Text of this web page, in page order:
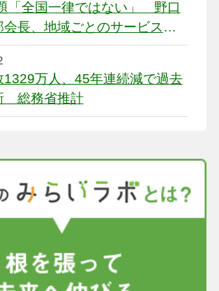
「全国一律ではない」 野口
長、地域ごとのサービス基
す
1329万人、45年連続減で過去
総務省推計